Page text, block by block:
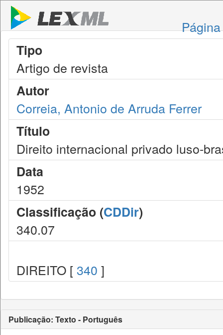
Tipo
Artigo de revista
Autor
Correia, Antonio de Arruda Ferrer
Título
Direito internacional privado luso-
Data
1952
Classificação (CDDir)
340.07
DIREITO [ 340 ]
Publicação: Texto - Português